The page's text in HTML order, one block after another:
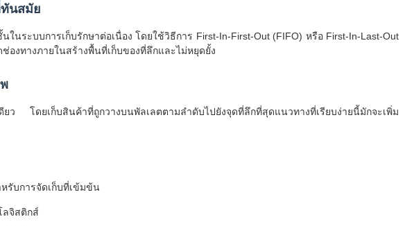
นสมัย
ในระบบการเก็บรักษาต่อเนื่อง โดยใช้วิธีการ First-In-First-Out (FIFO) หรือ First-In-Last-Out
องทางภายในสร้างพื้นที่เก็บของที่ลึกและไม่หยุดยั้ง
ยว โดยเก็บสินค้าที่ถูกวางบนพัลเลตตามลําดับไปยังจุดที่ลึกที่สุดแนวทางที่เรียบง่ายนี้มักจะเพิ่ม
รับการจัดเก็บที่เข้มข้น
ลจิสติกส์